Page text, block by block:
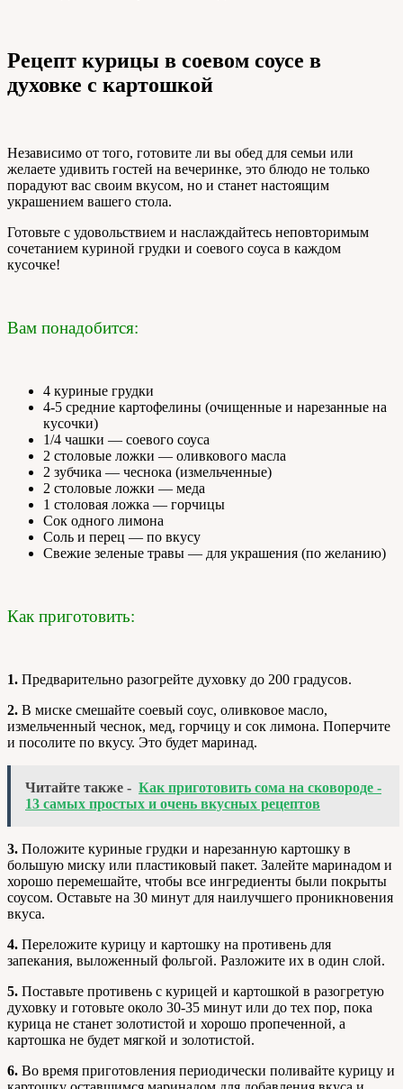
Рецепт курицы в соевом соусе в
духовке с картошкой
Независимо от того, готовите ли вы обед для семьи или
желаете удивить гостей на вечеринке, это блюдо не только
порадуют вас своим вкусом, но и станет настоящим
украшением вашего стола.
Готовьте с удовольствием и наслаждайтесь неповторимым
сочетанием куриной грудки и соевого соуса в каждом
кусочке!
Вам понадобится:
4 куриные грудки
4-5 средние картофелины (очищенные и нарезанные на
кусочки)
1/4 чашки — соевого соуса
2 столовые ложки — оливкового масла
2 зубчика — чеснока (измельченные)
2 столовые ложки — меда
1 столовая ложка — горчицы
Сок одного лимона
Соль и перец — по вкусу
Свежие зеленые травы — для украшения (по желанию)
Как приготовить:
1. Предварительно разогрейте духовку до 200 градусов.
2. В миске смешайте соевый соус, оливковое масло,
измельченный чеснок, мед, горчицу и сок лимона. Поперчите
и посолите по вкусу. Это будет маринад.
Читайте также - Как приготовить сома на сковороде -
13 самых простых и очень вкусных рецептов
3. Положите куриные грудки и нарезанную картошку в
большую миску или пластиковый пакет. Залейте маринадом и
хорошо перемешайте, чтобы все ингредиенты были покрыты
соусом. Оставьте на 30 минут для наилучшего проникновения
вкуса.
4. Переложите курицу и картошку на противень для
запекания, выложенный фольгой. Разложите их в один слой.
5. Поставьте противень с курицей и картошкой в разогретую
духовку и готовьте около 30-35 минут или до тех пор, пока
курица не станет золотистой и хорошо пропеченной, а
картошка не будет мягкой и золотистой.
6. Во время приготовления периодически поливайте курицу и